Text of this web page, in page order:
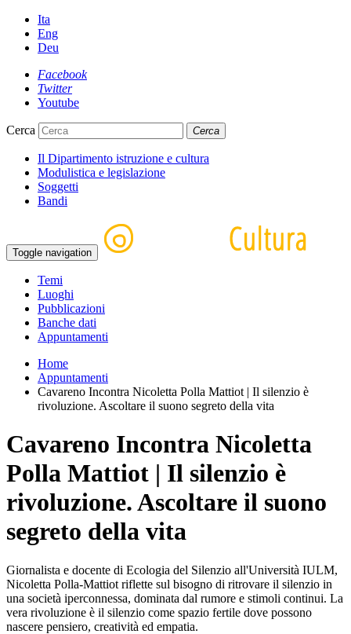
Ita
Eng
Deu
Facebook
Twitter
Youtube
Cerca Cerca
Il Dipartimento istruzione e cultura
Modulistica e legislazione
Soggetti
Bandi
Toggle navigation
Temi
Luoghi
Pubblicazioni
Banche dati
Appuntamenti
Home
Appuntamenti
Cavareno Incontra Nicoletta Polla Mattiot | Il silenzio è
rivoluzione. Ascoltare il suono segreto della vita
Cavareno Incontra Nicoletta
Polla Mattiot | Il silenzio è
rivoluzione. Ascoltare il suono
segreto della vita
Giornalista e docente di Ecologia del Silenzio all'Università IULM,
Nicoletta Polla-Mattiot riflette sul bisogno di ritrovare il silenzio in
una società iperconnessa, dominata dal rumore e stimoli continui. La
vera rivoluzione è il silenzio come spazio fertile dove possono
nascere pensiero, creatività ed empatia.